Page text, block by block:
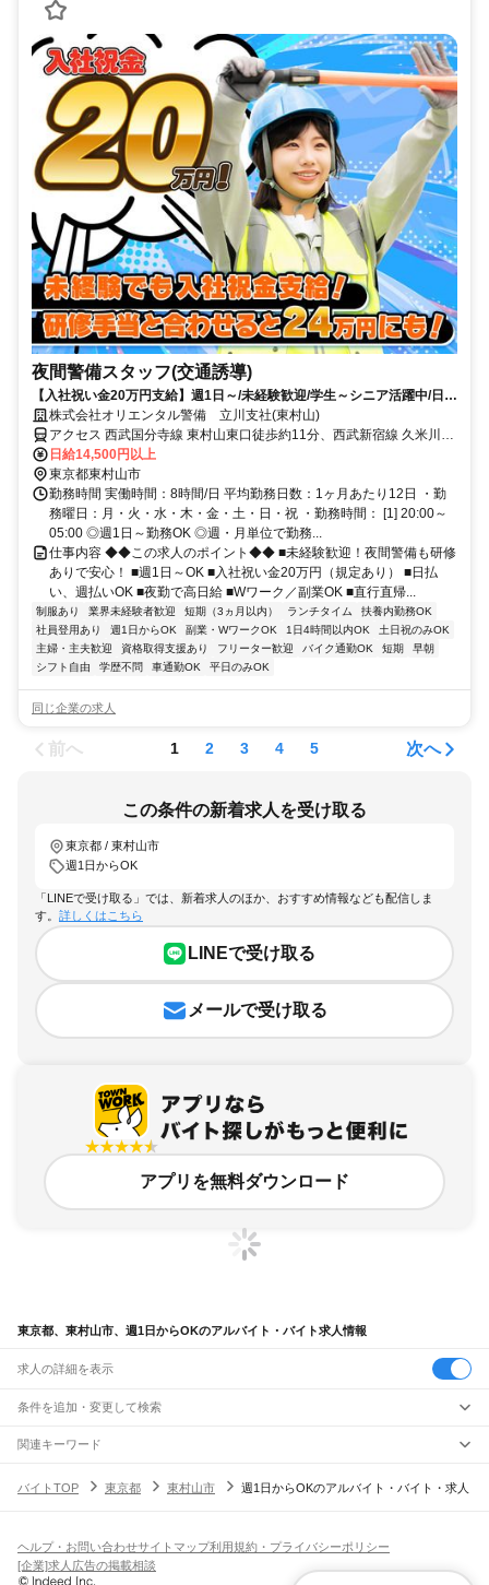
夜間警備スタッフ(交通誘導)
【入社祝い金20万円支給】週1日～/未経験歓迎/学生～シニア活躍中/日払
い・週払いOK/履歴書不要！
株式会社オリエンタル警備 立川支社(東村山)
アクセス 西武国分寺線 東村山東口徒歩約11分、西武新宿線 久米川北
口徒歩約11分、西武多摩湖線 八坂（東京都）徒歩約15分 (面接地/立
川支社)東京都立川市曙町１丁目１５－１ 谷ビル６Ｆ
日給14,500円以上
東京都東村山市
勤務時間 実働時間：8時間/日 平均勤務日数：1ヶ月あたり12日 ・勤
務曜日：月・火・水・木・金・土・日・祝 ・勤務時間： [1] 20:00～
05:00 ◎週1日～勤務OK ◎週・月単位で勤務...
仕事内容 ◆◆この求人のポイント◆◆ ■未経験歓迎！夜間警備も研修
ありで安心！ ■週1日～OK ■入社祝い金20万円（規定あり） ■日払
い、週払いOK ■夜勤で高日給 ■Wワーク／副業OK ■直行直帰...
制服あり 業界未経験者歓迎 短期（3ヵ月以内） ランチタイム
扶養内勤務OK
社員登用あり
週1日からOK 副業・WワークOK 1日4時間以内OK
土日祝のみOK
主婦・主夫歓迎
資格取得支援あり フリーター歓迎 バイク通勤OK 短期
早朝
シフト自由
学歴不問 車通勤OK 平日のみOK
同じ企業の求人
前へ 1 2 3 4 5 次へ
この条件の新着求人を受け取る
東京都 / 東村山市
週1日からOK
「LINEで受け取る」では、新着求人のほか、おすすめ情報なども配信しま
す。 詳しくはこちら
LINEで受け取る
メールで受け取る
アプリを無料ダウンロード
東京都、東村山市、週1日からOKのアルバイト・バイト求人情報
求人の詳細を表示
条件を追加・変更して検索
市区町村を追加・変更
東京都すべて
世田谷区渋谷区中野区 杉並区豊島区北区 荒川区 板橋区練馬区足立区
江戸川区
駅を追加・変更
東京駅 新橋駅品川駅
JR山手線
飲食・フードサービス
飲食・フードサービス
特徴を追加・変更
関連キーワード
東京都 多摩市 週1日からok東京都 町田市 週1日からok
バイトTOP 東京都 東村山市 週1日からOKのアルバイト・バイト・求人
ヘルプ・お問い合わせサイトマップ利用規約・プライバシーポリシー
[企業]求人広告の掲載相談